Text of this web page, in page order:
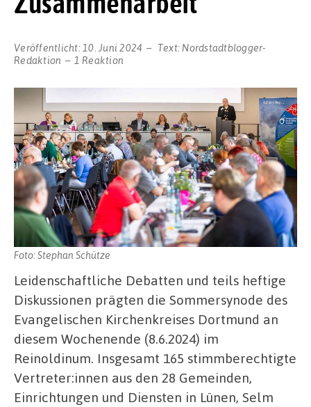
Veröffentlicht: 10. Juni 2024 Text: Nordstadtblogger-
Redaktion
1 Reaktion
Foto: Stephan Schütze
Leidenschaftliche Debatten und teils heftige
Diskussionen prägten die Sommersynode des
Evangelischen Kirchenkreises Dortmund an
diesem Wochenende (8.6.2024) im
Reinoldinum. Insgesamt 165 stimmberechtigte
Vertreter:innen aus den 28 Gemeinden,
Einrichtungen und Diensten in Lünen, Selm